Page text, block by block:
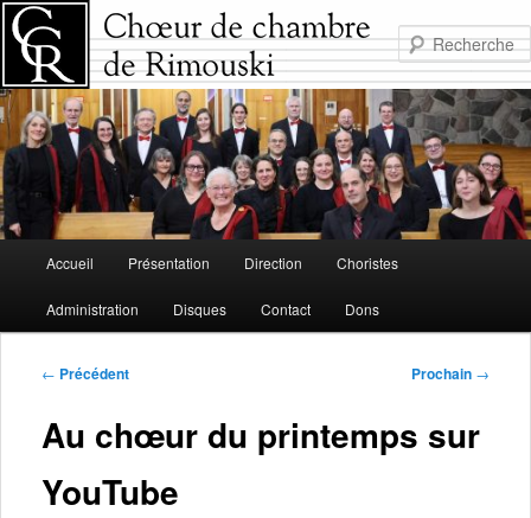
Aller
au
contenu
principal
Accueil Présentation Direction Choristes
Administration Disques Contact Dons
Navigation
l'article
← Précédent Prochain →
Au chœur du printemps sur
YouTube